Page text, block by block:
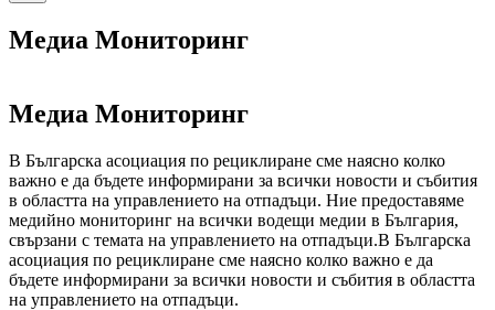
Медиа Мониторинг
Медиа Мониторинг
В Българска асоциация по рециклиране сме наясно колко
важно е да бъдете информирани за всички новости и събития
в областта на управлението на отпадъци. Ние предоставяме
медийно мониторинг на всички водещи медии в България,
свързани с темата на управлението на отпадъци.В Българска
асоциация по рециклиране сме наясно колко важно е да
бъдете информирани за всички новости и събития в областта
на управлението на отпадъци.